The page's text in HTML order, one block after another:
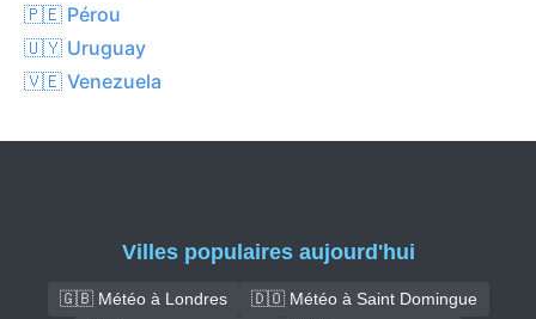
🇵🇪 Pérou
🇺🇾 Uruguay
🇻🇪 Venezuela
Villes populaires aujourd'hui
🇬🇧 Météo à Londres
🇩🇴 Météo à Saint Domingue